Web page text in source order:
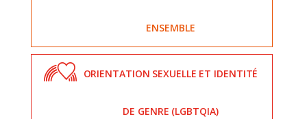
ENSEMBLE
ORIENTATION SEXUELLE ET IDENTITÉ
DE GENRE (LGBTQIA)